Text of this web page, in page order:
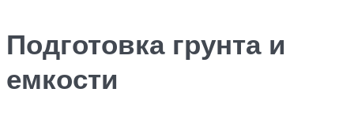
Подготовка грунта и
емкости